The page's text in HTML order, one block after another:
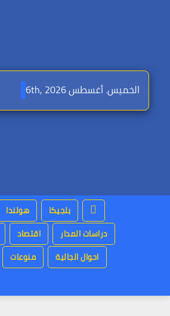
الخميس. أغسطس 6th, 2026
بلجيكا هولندا
دراسات المدار
اقتصاد
احوال الجالية
منوعات